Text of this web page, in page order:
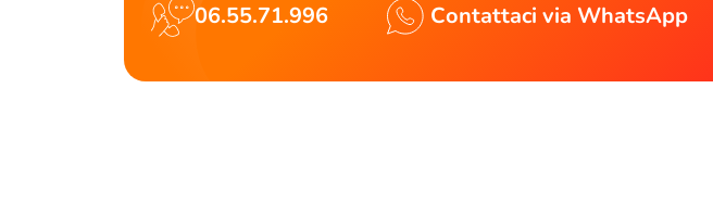
06.55.71.996 Contattaci via WhatsApp